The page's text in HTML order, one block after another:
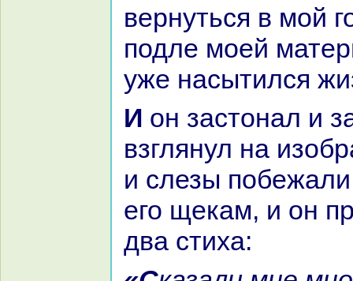
вернуться в мой
подле моей
уже нaсытился
И он застонaл и зажаловался и
взглянул нa
и слезы
его щекам, и он
два стиха: